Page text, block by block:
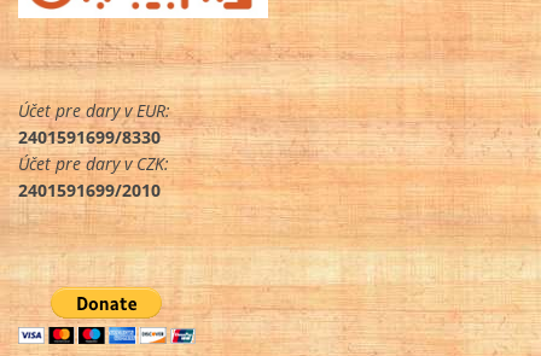
Účet pre dary v EUR:
2401591699/8330
Účet pre dary v CZK:
2401591699/2010